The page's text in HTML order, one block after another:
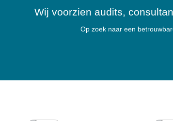
Wij voorzien audits,
Op zoek naar een